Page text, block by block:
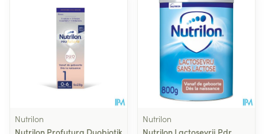
Nutrilon
Nutrilon Profutura Duobiotik
Nutrilon
Nutrilon Lactosevrij Pdr